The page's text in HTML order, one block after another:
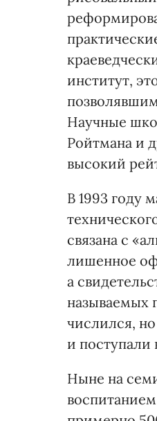
институт,
Научные
Ройтмана и
высокий
В 1993 году
связана с
лишенное
а
называемых
числился,
и поступали
Ныне на